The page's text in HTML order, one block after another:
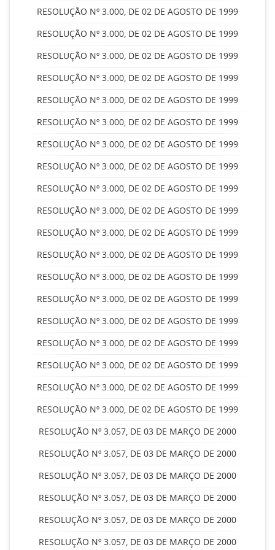
RESOLUÇÃO Nº 3.000, DE 02 DE AGOSTO DE 1999
RESOLUÇÃO Nº 3.000, DE 02 DE AGOSTO DE 1999
RESOLUÇÃO Nº 3.000, DE 02 DE AGOSTO DE 1999
RESOLUÇÃO Nº 3.000, DE 02 DE AGOSTO DE 1999
RESOLUÇÃO Nº 3.000, DE 02 DE AGOSTO DE 1999
RESOLUÇÃO Nº 3.000, DE 02 DE AGOSTO DE 1999
RESOLUÇÃO Nº 3.000, DE 02 DE AGOSTO DE 1999
RESOLUÇÃO Nº 3.000, DE 02 DE AGOSTO DE 1999
RESOLUÇÃO Nº 3.000, DE 02 DE AGOSTO DE 1999
RESOLUÇÃO Nº 3.000, DE 02 DE AGOSTO DE 1999
RESOLUÇÃO Nº 3.000, DE 02 DE AGOSTO DE 1999
RESOLUÇÃO Nº 3.000, DE 02 DE AGOSTO DE 1999
RESOLUÇÃO Nº 3.000, DE 02 DE AGOSTO DE 1999
RESOLUÇÃO Nº 3.000, DE 02 DE AGOSTO DE 1999
RESOLUÇÃO Nº 3.000, DE 02 DE AGOSTO DE 1999
RESOLUÇÃO Nº 3.000, DE 02 DE AGOSTO DE 1999
RESOLUÇÃO Nº 3.000, DE 02 DE AGOSTO DE 1999
RESOLUÇÃO Nº 3.000, DE 02 DE AGOSTO DE 1999
RESOLUÇÃO Nº 3.000, DE 02 DE AGOSTO DE 1999
RESOLUÇÃO Nº 3.057, DE 03 DE MARÇO DE 2000
RESOLUÇÃO Nº 3.057, DE 03 DE MARÇO DE 2000
RESOLUÇÃO Nº 3.057, DE 03 DE MARÇO DE 2000
RESOLUÇÃO Nº 3.057, DE 03 DE MARÇO DE 2000
RESOLUÇÃO Nº 3.057, DE 03 DE MARÇO DE 2000
RESOLUÇÃO Nº 3.057, DE 03 DE MARÇO DE 2000